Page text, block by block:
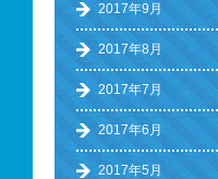
2017年9月
2017年8月
2017年7月
2017年6月
2017年5月